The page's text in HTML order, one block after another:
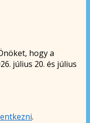
hogy a
július 20. és július
.